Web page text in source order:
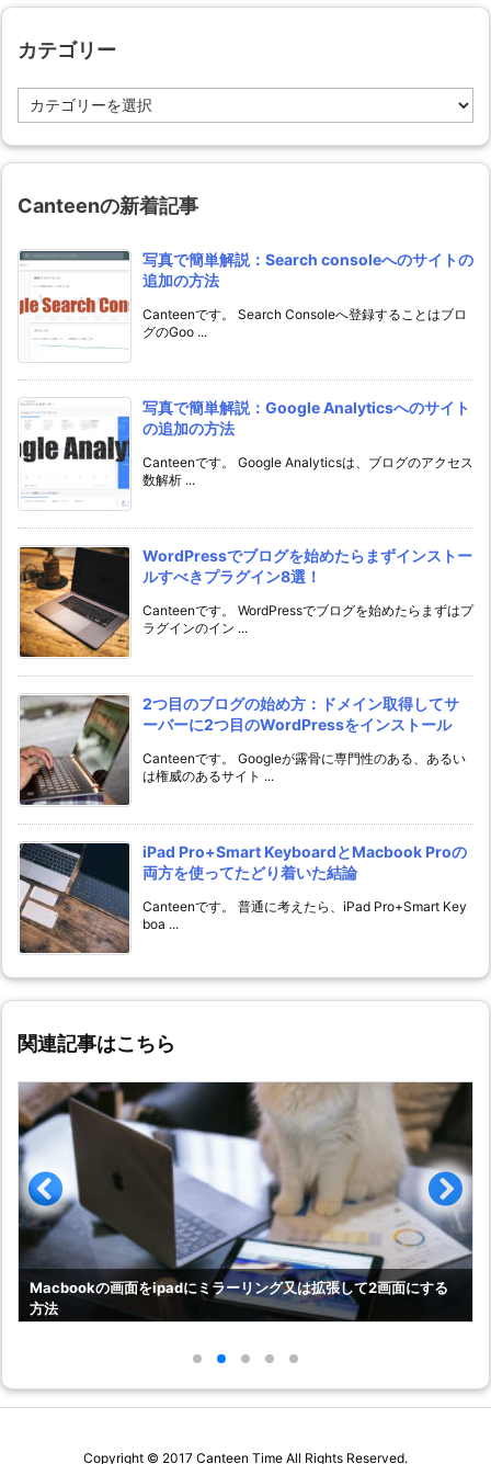
カテゴリー
テ
リ
Canteenの新着記事
写真で簡単解説：Search consoleへのサイトの
追加の方法
Canteenです。 Search Consoleへ登録することはブロ
グのGoo ...
写真で簡単解説：Google Analyticsへのサイト
の追加の方法
Canteenです。 Google Analyticsは、ブログのアクセス
数解析 ...
WordPressでブログを始めたらまずインストー
ルすべきプラグイン8選！
Canteenです。 WordPressでブログを始めたらまずはプ
ラグインのイン ...
2つ目のブログの始め方：ドメイン取得してサ
ーバーに2つ目のWordPressをインストール
Canteenです。 Googleが露骨に専門性のある、あるい
は権威のあるサイト ...
iPad Pro+Smart KeyboardとMacbook Proの
両方を使ってたどり着いた結論
Canteenです。 普通に考えたら、iPad Pro+Smart Key
boa ...
関連記事はこちら
Macbookの画面をipadにミラーリング又は拡張して2画面にする
方法
Copyright © 2017 Canteen Time All Rights Reserved.